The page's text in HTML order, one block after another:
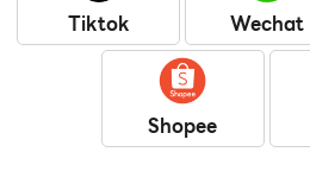
Tiktok Wechat
Shopee